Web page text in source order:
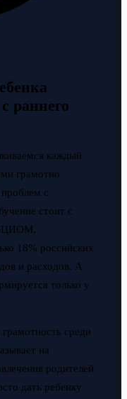
раннего
каждый
грамотно
с
стоит с
ВЦИОМ,
18% российских
и расходов. А
только у
среди
на
родителей
дать ребенку